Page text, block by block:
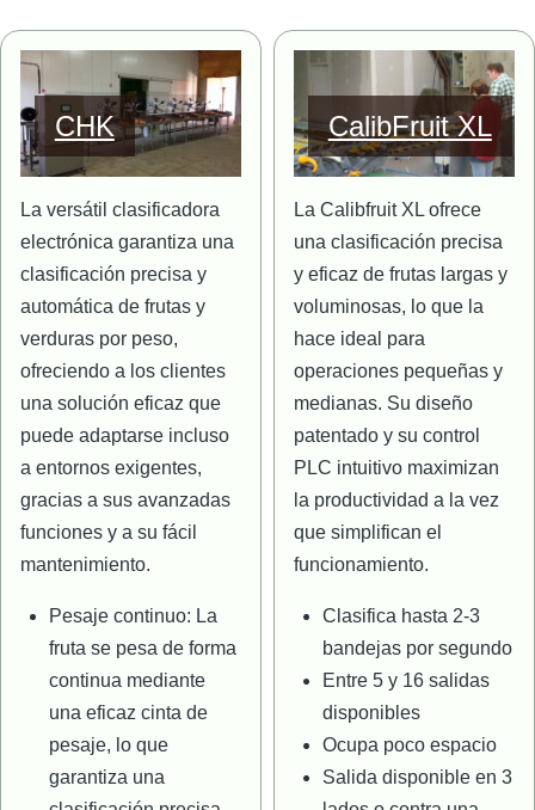
Imagen
CHK
La versátil clasificadora
electrónica garantiza una
clasificación precisa y
automática de frutas y
verduras por peso,
ofreciendo a los clientes
una solución eficaz que
puede adaptarse incluso
a entornos exigentes,
gracias a sus avanzadas
funciones y a su fácil
mantenimiento.
Pesaje continuo: La
fruta se pesa de forma
continua mediante
una eficaz cinta de
pesaje, lo que
garantiza una
Imagen
CalibFruit XL
La Calibfruit XL ofrece
una clasificación precisa
y eficaz de frutas largas y
voluminosas, lo que la
hace ideal para
operaciones pequeñas y
medianas. Su diseño
patentado y su control
PLC intuitivo maximizan
la productividad a la vez
que simplifican el
funcionamiento.
Clasifica hasta 2-3
bandejas por segundo
Entre 5 y 16 salidas
disponibles
Ocupa poco espacio
Salida disponible en 3